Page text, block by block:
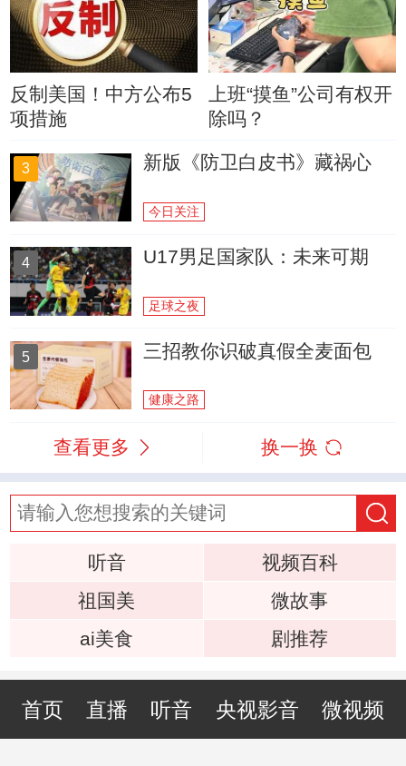
反制美国！中方公布5
项措施
上班“摸鱼”公司有权开
除吗？
3 新版《防卫白皮书》藏祸心
今日关注
4 U17男足国家队：未来可期
足球之夜
5 三招教你识破真假全麦面包
健康之路
查看更多 换一换
听音
视频百科
祖国美
微故事
ai美食
剧推荐
首页 直播 听音 央视影音 微视频